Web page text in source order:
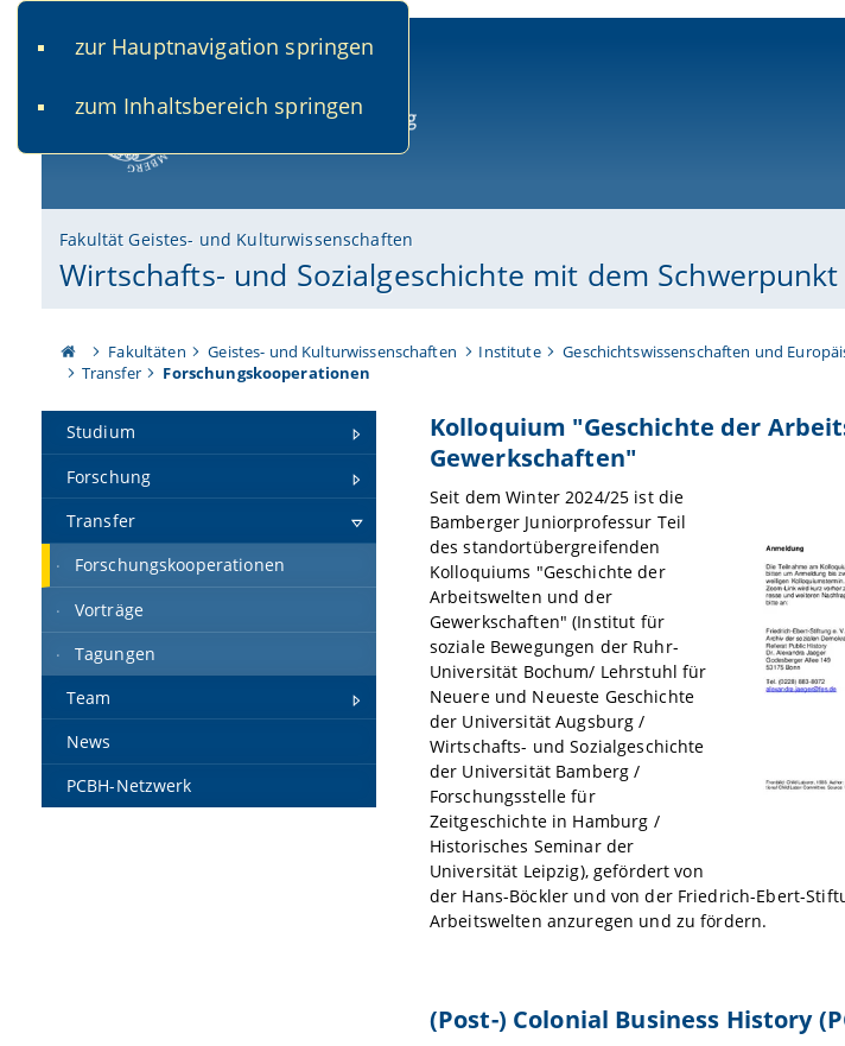
zur Hauptnavigation springen
zum Inhaltsbereich springen
Fakultät Geistes- und Kulturwissenschaften
Wirtschafts- und Sozialgeschichte mit dem
Fakultäten Geistes- und Kulturwissenschaften Institute Geschichtswissenschaften und
Transfer
Forschungskooperationen
Studium
Forschung
Transfer
Forschungskooperationen
Vorträge
Tagungen
Team
News
PCBH-Netzwerk
Kolloquium "Geschichte der
Gewerkschaften"
Seit dem Winter 2024/25 ist die
Bamberger Juniorprofessur Teil
des standortübergreifenden
Kolloquiums "Geschichte der
Arbeitswelten und der
Gewerkschaften" (Institut für
soziale Bewegungen der Ruhr-
Universität Bochum/ Lehrstuhl für
Neuere und Neueste Geschichte
der Universität Augsburg /
Wirtschafts- und Sozialgeschichte
der Universität Bamberg /
Forschungsstelle für
Zeitgeschichte in Hamburg /
Historisches Seminar der
Universität Leipzig), gefördert von
der Hans-Böckler und von der Friedrich-Ebert-
Arbeitswelten anzuregen und zu fördern.
(Post-) Colonial Business History